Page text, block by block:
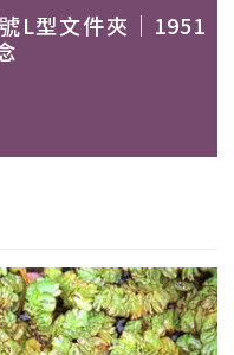
L型文件夾｜1951